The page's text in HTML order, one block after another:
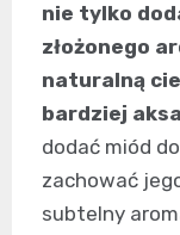
nie tylko
złożonego
naturalną
bardziej
dodać miód
zachować
subtelny